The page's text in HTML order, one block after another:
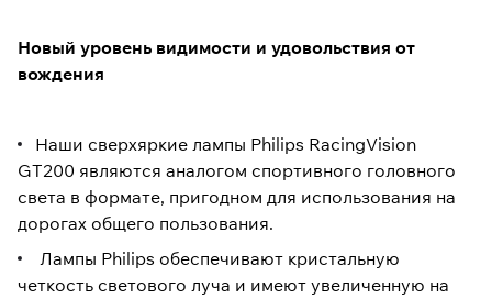
Новый уровень видимости и удовольствия от
вождения
Наши сверхяркие лампы Philips RacingVision
GT200 являются аналогом спортивного головного
света в формате, пригодном для использования на
дорогах общего пользования.
Лампы Philips обеспечивают кристальную
четкость светового луча и имеют увеличенную на